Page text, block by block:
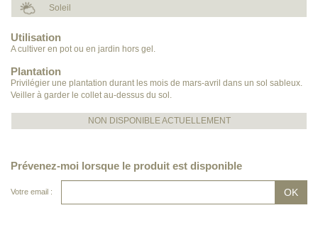
Soleil
Utilisation
A cultiver en pot ou en jardin hors gel.
Plantation
Privilégier une plantation durant les mois de mars-avril dans un sol sableux.
Veiller à garder le collet au-dessus du sol.
NON DISPONIBLE ACTUELLEMENT
Prévenez-moi lorsque le produit est disponible
Votre email :